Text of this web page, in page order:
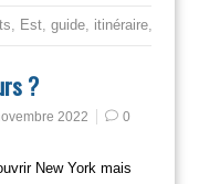
Est, guide, itinéraire,
?
2022
0
New York mais